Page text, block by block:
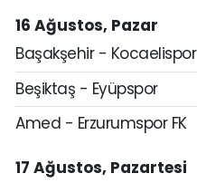
16 Ağustos, Pazar
Başakşehir - Kocaelispor
Beşiktaş - Eyüpspor
Amed - Erzurumspor FK
17 Ağustos, Pazartesi